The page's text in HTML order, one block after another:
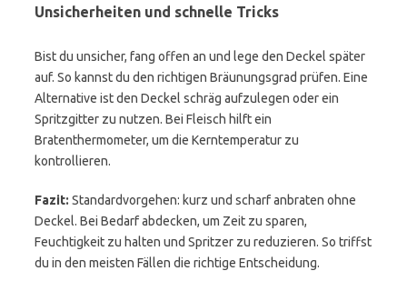
Unsicherheiten und schnelle Tricks
Bist du unsicher, fang offen an und lege den Deckel später
auf. So kannst du den richtigen Bräunungsgrad prüfen. Eine
Alternative ist den Deckel schräg aufzulegen oder ein
Spritzgitter zu nutzen. Bei Fleisch hilft ein
Bratenthermometer, um die Kerntemperatur zu
kontrollieren.
Fazit: Standardvorgehen: kurz und scharf anbraten ohne
Deckel. Bei Bedarf abdecken, um Zeit zu sparen,
Feuchtigkeit zu halten und Spritzer zu reduzieren. So triffst
du in den meisten Fällen die richtige Entscheidung.